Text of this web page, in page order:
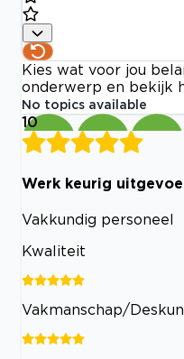
Kies wat voor jou
onderwerp en bekijk
No topics available
10
Werk keurig
Vakkundig personeel
Kwaliteit
Vakmanschap/